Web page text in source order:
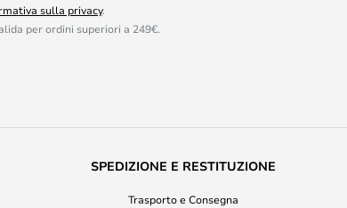
sulla privacy.
per ordini superiori a 249€.
SPEDIZIONE E RESTITUZIONE
Trasporto e Consegna